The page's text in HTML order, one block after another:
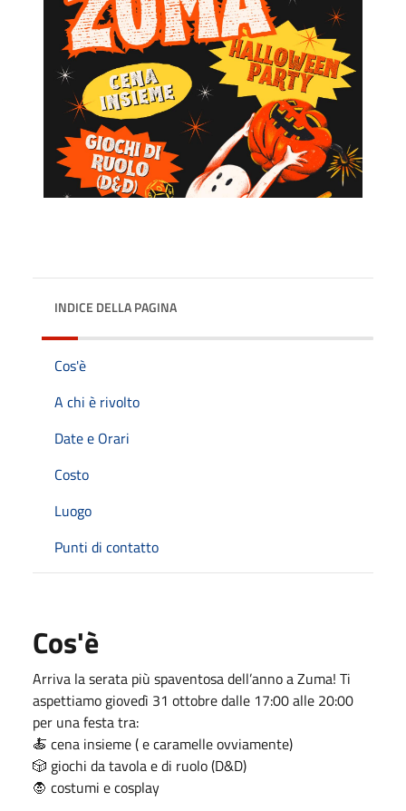
INDICE DELLA PAGINA
Cos'è
A chi è rivolto
Date e Orari
Costo
Luogo
Punti di contatto
Cos'è
Arriva la serata più spaventosa dell’anno a Zuma! Ti
aspettiamo giovedì 31 ottobre dalle 17:00 alle 20:00
per una festa tra:
🍝 cena insieme ( e caramelle ovviamente)
🎲 giochi da tavola e di ruolo (D&D)
🧛 costumi e cosplay